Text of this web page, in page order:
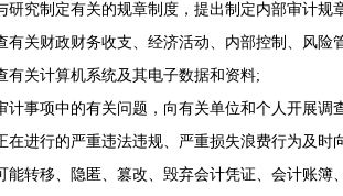
究制定有关的规章制度，提出制定内部审计规
财政财务收支、经济活动、内部控制、风险
关计算机系统及其电子数据和资料;
项中的有关问题，向有关单位和个人开展调
行的严重违法违规、严重损失浪费行为及时
移、隐匿、篡改、毁弃会计凭证、会计账簿